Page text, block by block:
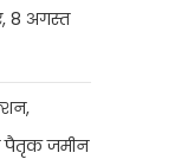
8 अगस्त
पैतृक जमीन